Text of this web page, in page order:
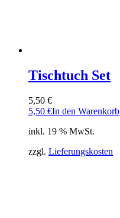
Tischtuch Set
5,50 €
5,50 €In den Warenkorb
inkl. 19 % MwSt.
zzgl. Lieferungskosten